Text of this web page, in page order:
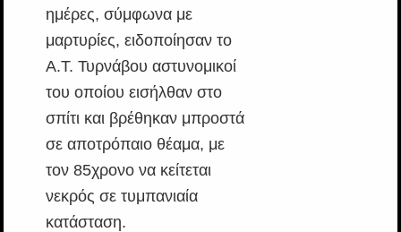
ημέρες, σύμφωνα με
μαρτυρίες, ειδοποίησαν το
Α.Τ. Τυρνάβου αστυνομικοί
του οποίου εισήλθαν στο
σπίτι και βρέθηκαν μπροστά
σε αποτρόπαιο θέαμα, με
τον 85χρονο να κείτεται
νεκρός σε τυμπανιαία
κατάσταση.